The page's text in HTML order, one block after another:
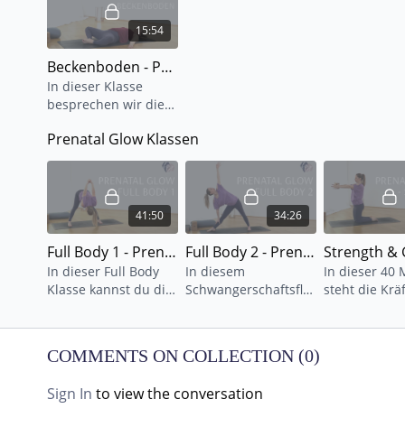
15:54
Beckenboden - Prenatal Glow
In dieser Klasse
besprechen wir die
Beckenbodens und
werden ihn mit
stärken.
Prenatal Glow Klassen
41:50
Full Body 1 - Prenatal Glow
In dieser Full Body
Klasse kannst du die
ausprobieren.
Vinyasas und andere
dich.
34:26
Full Body 2 - Prenatal Glow
In diesem
Schwangerschaftsflow
bewusst auf Vinyasas
fordernde
fließen durch
In dieser 40
steht die
COMMENTS ON COLLECTION (0)
Sign In to view the conversation